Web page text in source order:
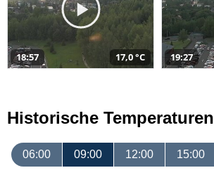
18:57 17,0 °C 19:27
Historische Temperaturen
06:00 09:00 12:00 15:00